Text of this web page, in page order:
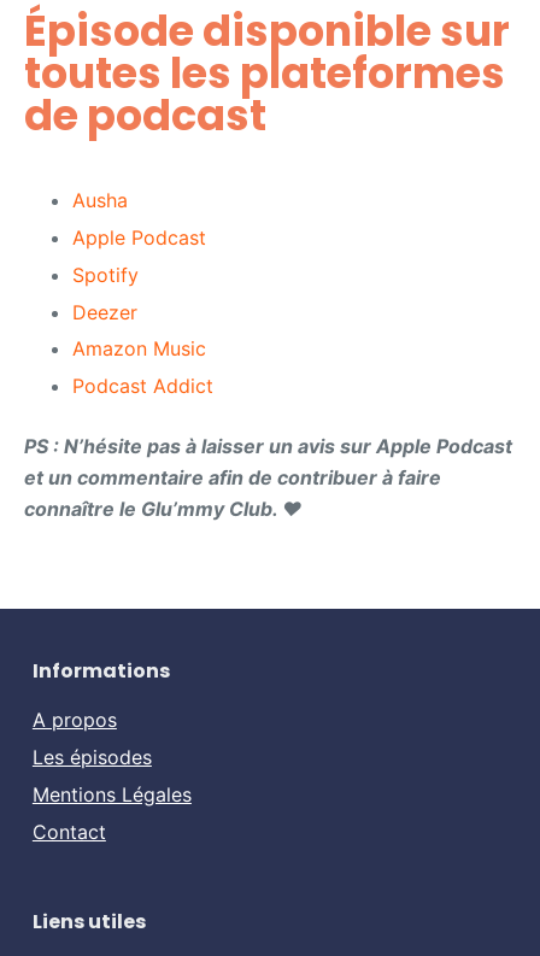
Épisode disponible sur
toutes les plateformes
de podcast​
Ausha
Apple Podcast
Spotify
Deezer
Amazon Music
Podcast Addict
PS : N’hésite pas à laisser un avis sur Apple Podcast
et un commentaire afin de contribuer à faire
connaître le Glu’mmy Club. ❤️
Informations
A propos
Les épisodes
Mentions Légales
Contact
Liens utiles